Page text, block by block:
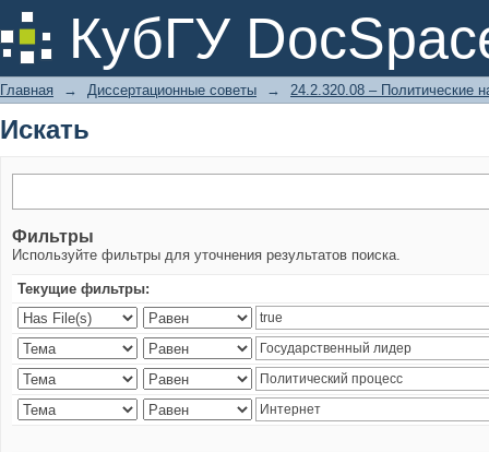
КубГУ
Искать
Главная → Диссертационные советы → 24.2.320.08 – Политические
Искать
Фильтры
Используйте фильтры для уточнения результатов поиска.
Текущие фильтры: